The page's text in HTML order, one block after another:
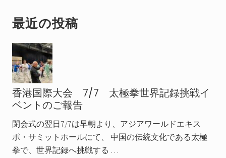
最
初
の
サ
イ
ド
バ
最近の投稿
香港国際大会 7/7 太極拳世界記録挑戦イ
ベントのご報告
閉会式の翌日7/7は早朝より、アジアワールドエキス
ポ・サミットホールにて、 中国の伝統文化である太極
拳で、世界記録へ挑戦する …